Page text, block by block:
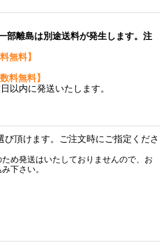
部離島は別途送料が発生します。注
無料】
料無料】
以内に発送いたします。
頂けます。ご注文時にご指定くださ
め発送はいたしておりませんので、お
下さい。